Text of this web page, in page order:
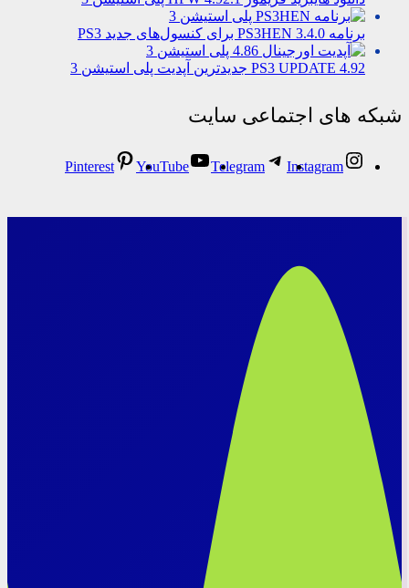
برنامه PS3HEN 3.4.0 برای کنسول‌های جدید PS3
PS3 UPDATE 4.92 جدیدترین آپدیت پلی استیشن 3
شبکه های اجتماعی سایت
Instagram
Telegram
YouTube
Pinterest